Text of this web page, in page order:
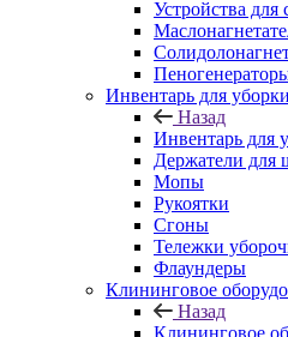
Устройства для
Инвентарь для
Назад
Инвентарь для
Держатели для
Мопы
Рукоятки
Сгоны
Тележки
Флаундеры
Клининговое
Назад
Клининговое